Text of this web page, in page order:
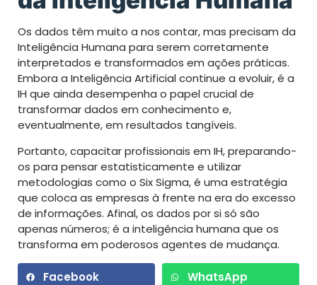
Os dados têm muito a nos contar, mas precisam da
Inteligência Humana para serem corretamente
interpretados e transformados em ações práticas.
Embora a Inteligência Artificial continue a evoluir, é a
IH que ainda desempenha o papel crucial de
transformar dados em conhecimento e,
eventualmente, em resultados tangíveis.
Portanto, capacitar profissionais em IH, preparando-
os para pensar estatisticamente e utilizar
metodologias como o Six Sigma, é uma estratégia
que coloca as empresas à frente na era do excesso
de informações. Afinal, os dados por si só são
apenas números; é a inteligência humana que os
transforma em poderosos agentes de mudança.
Facebook WhatsApp